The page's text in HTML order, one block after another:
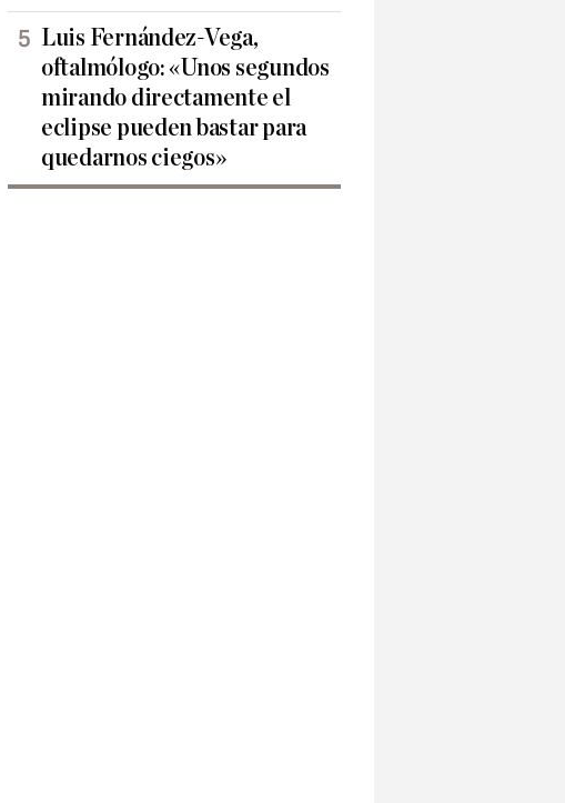
Luis Fernández-Vega,
oftalmólogo: «Unos segundos
mirando directamente el
eclipse pueden bastar para
quedarnos ciegos»